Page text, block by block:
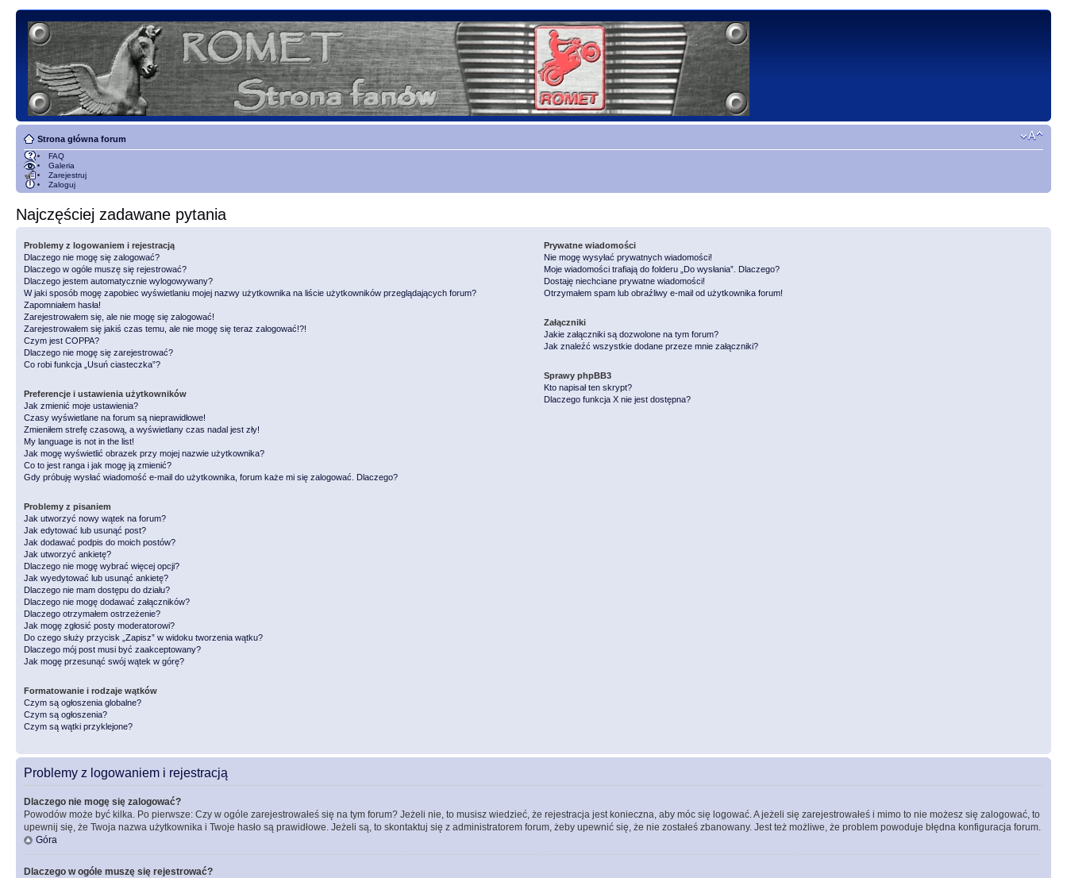
Strona główna forum
FAQ
Galeria
Zarejestruj
Zaloguj
Najczęściej zadawane pytania
Problemy z logowaniem i rejestracją
Dlaczego nie mogę się zalogować?
Dlaczego w ogóle muszę się rejestrować?
Dlaczego jestem automatycznie wylogowywany?
W jaki sposób mogę zapobiec wyświetlaniu mojej nazwy użytkownika na liście użytkowników przeglądających forum?
Zapomniałem hasła!
Zarejestrowałem się, ale nie mogę się zalogować!
Zarejestrowałem się jakiś czas temu, ale nie mogę się teraz zalogować!?!
Czym jest COPPA?
Dlaczego nie mogę się zarejestrować?
Co robi funkcja „Usuń ciasteczka”?
Preferencje i ustawienia użytkowników
Jak zmienić moje ustawienia?
Czasy wyświetlane na forum są nieprawidłowe!
Zmieniłem strefę czasową, a wyświetlany czas nadal jest zły!
My language is not in the list!
Jak mogę wyświetlić obrazek przy mojej nazwie użytkownika?
Co to jest ranga i jak mogę ją zmienić?
Gdy próbuję wysłać wiadomość e-mail do użytkownika, forum każe mi się zalogować. Dlaczego?
Problemy z pisaniem
Jak utworzyć nowy wątek na forum?
Jak edytować lub usunąć post?
Jak dodawać podpis do moich postów?
Jak utworzyć ankietę?
Dlaczego nie mogę wybrać więcej opcji?
Jak wyedytować lub usunąć ankietę?
Dlaczego nie mam dostępu do działu?
Dlaczego nie mogę dodawać załączników?
Dlaczego otrzymałem ostrzeżenie?
Jak mogę zgłosić posty moderatorowi?
Do czego służy przycisk „Zapisz” w widoku tworzenia wątku?
Dlaczego mój post musi być zaakceptowany?
Jak mogę przesunąć swój wątek w górę?
Formatowanie i rodzaje wątków
Czym są ogłoszenia globalne?
Czym są ogłoszenia?
Czym są wątki przyklejone?
Prywatne wiadomości
Nie mogę wysyłać prywatnych wiadomości!
Moje wiadomości trafiają do folderu „Do wysłania”. Dlaczego?
Dostaję niechciane prywatne wiadomości!
Otrzymałem spam lub obraźliwy e-mail od użytkownika forum!
Załączniki
Jakie załączniki są dozwolone na tym forum?
Jak znaleźć wszystkie dodane przeze mnie załączniki?
Sprawy phpBB3
Kto napisał ten skrypt?
Dlaczego funkcja X nie jest dostępna?
Problemy z logowaniem i rejestracją
Dlaczego nie mogę się zalogować?
Powodów może być kilka. Po pierwsze: Czy w ogóle zarejestrowałeś się na tym forum? Jeżeli nie, to musisz wiedzieć, że rejestracja jest konieczna, aby móc się logować. A jeżeli się zarejestrowałeś i mimo to nie możesz się zalogować, to
upewnij się, że Twoja nazwa użytkownika i Twoje hasło są prawidłowe. Jeżeli są, to skontaktuj się z administratorem forum, żeby upewnić się, że nie zostałeś zbanowany. Jest też możliwe, że problem powoduje błędna konfiguracja forum.
Góra
Dlaczego w ogóle muszę się rejestrować?